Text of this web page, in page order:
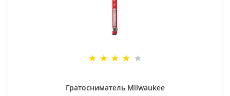
Гратосниматель Milwaukee